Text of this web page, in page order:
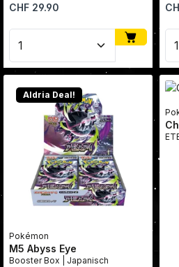
Regulärer Preis:
CHF 29.90
Produkt Anzahl: Gib den
Aldria Deal!
Pokémon
M5 Abyss Eye
Booster Box | Japanisch